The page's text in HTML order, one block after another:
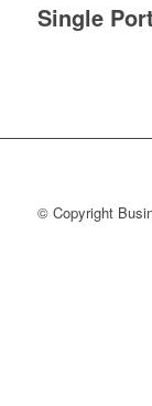
Single
© Copyright